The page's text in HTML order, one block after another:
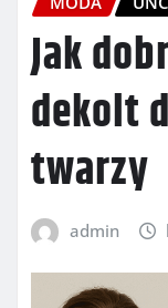
Jak
dekolt
twarzy
admin